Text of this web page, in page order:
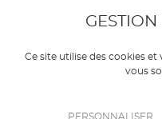
Ce site utilise des cookies
vous
PERSONNALISER